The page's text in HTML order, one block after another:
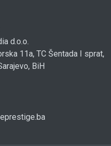
d.o.o.
11a, TC Šentada I sprat,
BiH